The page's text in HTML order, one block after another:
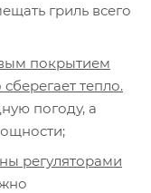
гриль всего
покрытием
тепло.
погоду, а
регуляторами